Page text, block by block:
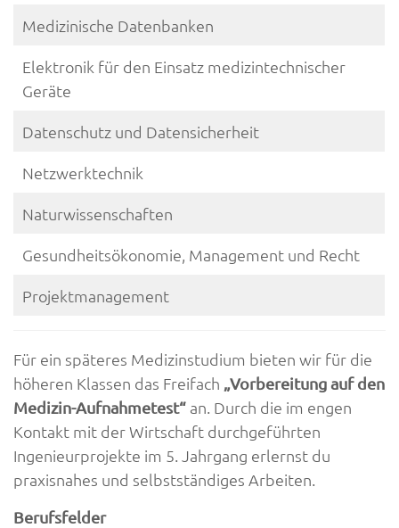
Medizinische Datenbanken
Elektronik für den Einsatz medizintechnischer
Geräte
Datenschutz und Datensicherheit
Netzwerktechnik
Naturwissenschaften
Gesundheitsökonomie, Management und Recht
Projektmanagement
Für ein späteres Medizinstudium bieten wir für die
höheren Klassen das Freifach „Vorbereitung auf den
Medizin-Aufnahmetest“ an. Durch die im engen
Kontakt mit der Wirtschaft durchgeführten
Ingenieurprojekte im 5. Jahrgang erlernst du
praxisnahes und selbstständiges Arbeiten.
Berufsfelder